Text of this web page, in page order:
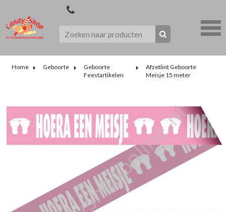
Home Geboorte
Geboorte
Feestartikelen
Afzetlint Geboorte
Meisje 15 meter